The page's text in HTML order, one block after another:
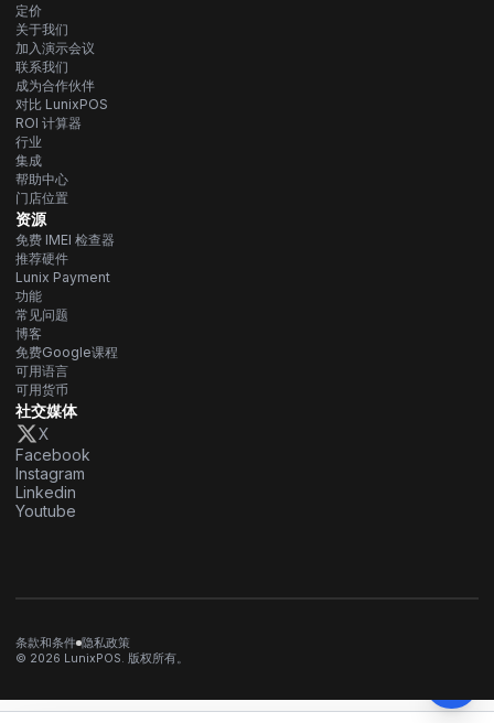
定价
关于我们
加入演示会议
联系我们
成为合作伙伴
对比 LunixPOS
ROI 计算器
行业
集成
帮助中心
门店位置
资源
免费 IMEI 检查器
推荐硬件
Lunix Payment
功能
常见问题
博客
免费Google课程
可用语言
可用货币
社交媒体
X
Facebook
Instagram
Linkedin
Youtube
© 2026 LunixPOS. 版权所有。
条款和条件 隐私政策